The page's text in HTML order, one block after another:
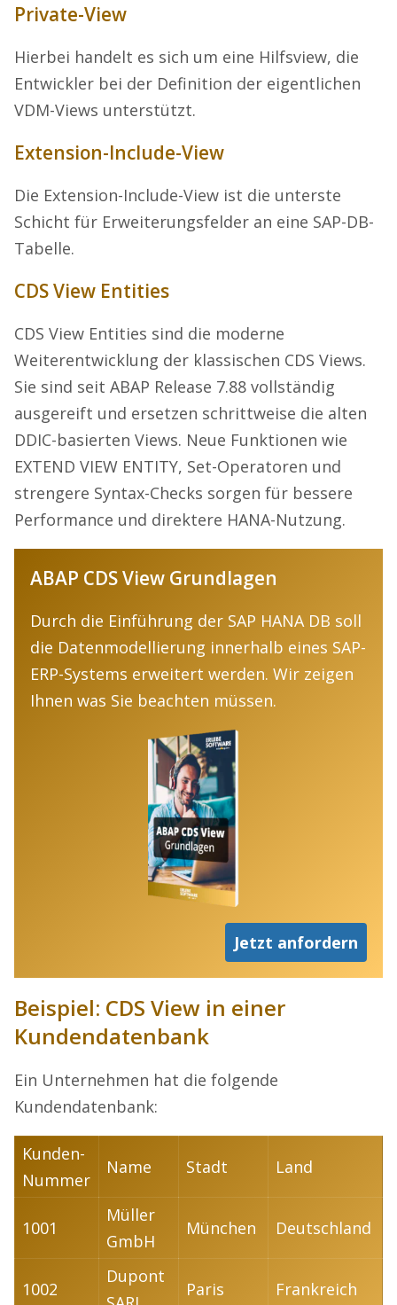
Private-View
Hierbei handelt es sich um eine Hilfsview, die
Entwickler bei der Definition der eigentlichen
VDM-Views unterstützt.
Extension-Include-View
Die Extension-Include-View ist die unterste
Schicht für Erweiterungsfelder an eine SAP-DB-
Tabelle.
CDS View Entities
CDS View Entities sind die moderne
Weiterentwicklung der klassischen CDS Views.
Sie sind seit ABAP Release 7.88 vollständig
ausgereift und ersetzen schrittweise die alten
DDIC-basierten Views. Neue Funktionen wie
EXTEND VIEW ENTITY, Set-Operatoren und
strengere Syntax-Checks sorgen für bessere
Performance und direktere HANA-Nutzung.
ABAP CDS View Grundlagen
Durch die Einführung der SAP HANA DB soll
die Datenmodellierung innerhalb eines SAP-
ERP-Systems erweitert werden. Wir zeigen
Ihnen was Sie beachten müssen.
Jetzt anfordern
Beispiel: CDS View in einer
Kundendatenbank
Ein Unternehmen hat die folgende
Kundendatenbank:
Kunden-
Nummer
Name Stadt Land
1001
Müller
GmbH
München Deutschland
1002
Dupont
Paris Frankreich